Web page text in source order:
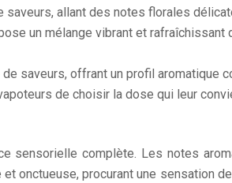
saveurs, allant des notes florales
un mélange vibrant et
saveurs, offrant un profil
de choisir la dose qui leur
sensorielle complète. Les notes
onctueuse, procurant une sensation